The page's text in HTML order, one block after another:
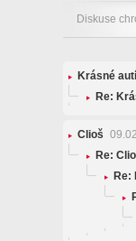
Diskuse
Krásné
Re:
Clioš
Re:
Re: